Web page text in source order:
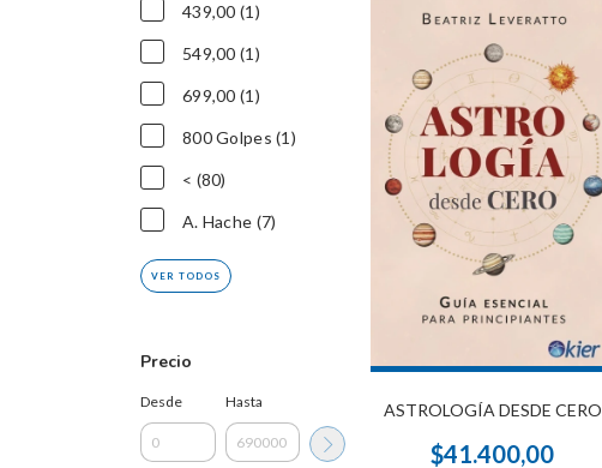
439,00 (1)
549,00 (1)
699,00 (1)
800 Golpes (1)
< (80)
A. Hache (7)
VER TODOS
Precio
Desde Hasta ASTROLOGÍA DESDE CERO
$41.400,00